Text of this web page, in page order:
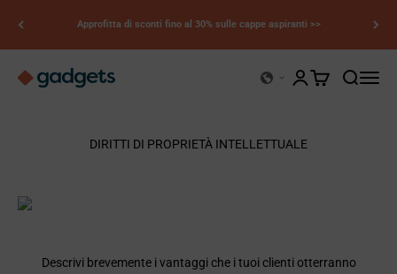
Approfitta di sconti fino al 30% sulle cappe aspiranti >>
Mostra il
Apri il
Kerry Gadgets Mostra account
Mostra il
DIRITTI DI PROPRIETÀ INTELLETTUALE
Descrivi brevemente i vantaggi che i tuoi clienti otterranno